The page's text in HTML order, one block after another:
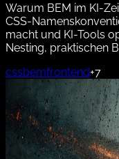
Warum BEM im KI-
CSS-
macht und KI-Tools
Nesting, praktischen
cssbemfrontend+7